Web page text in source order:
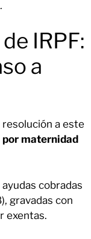
IRPF:
a
a este
por maternidad
cobradas
gravadas con
exentas.